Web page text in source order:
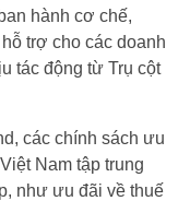
hành cơ chế,
trợ cho các doanh
tác động từ Trụ cột
các chính sách ưu
Nam tập trung
như ưu đãi về thuế